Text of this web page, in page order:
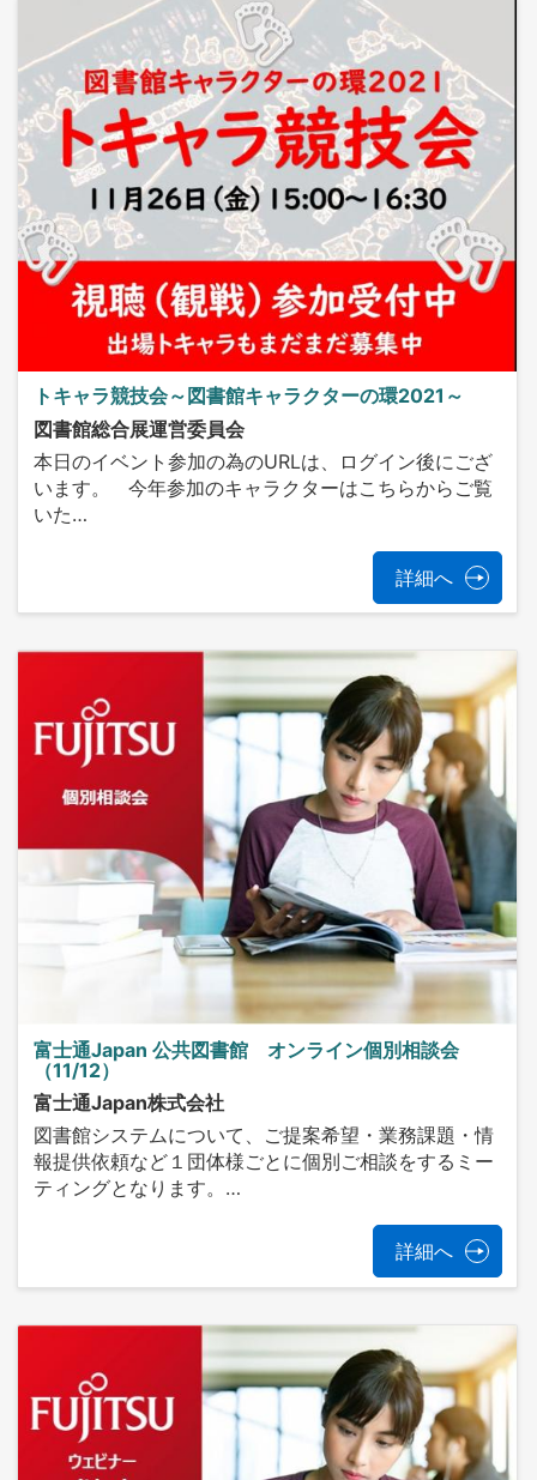
トキャラ競技会～図書館キャラクターの環2021～
図書館総合展運営委員会
本日のイベント参加の為のURLは、ログイン後にござ
います。 今年参加のキャラクターはこちらからご覧
いた…
詳細へ
富士通Japan 公共図書館 オンライン個別相談会
（11/12）
富士通Japan株式会社
図書館システムについて、ご提案希望・業務課題・情
報提供依頼など１団体様ごとに個別ご相談をするミー
ティングとなります。…
詳細へ